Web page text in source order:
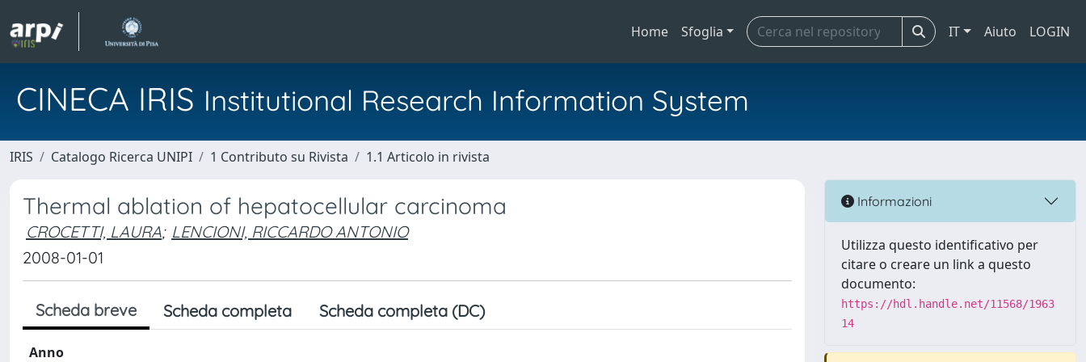
Home Sfoglia IT Aiuto LOGIN
CINECA IRIS Institutional Research Information System
IRIS Catalogo Ricerca UNIPI 1 Contributo su Rivista 1.1 Articolo in rivista
Thermal ablation of hepatocellular carcinoma
CROCETTI, LAURA; LENCIONI, RICCARDO ANTONIO
2008-01-01
Scheda breve Scheda completa Scheda completa (DC)
Anno
Informazioni
Utilizza questo identificativo per
citare o creare un link a questo
documento:
https://hdl.handle.net/11568/1963
14